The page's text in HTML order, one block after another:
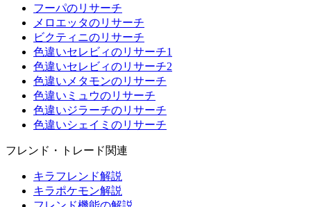
フーパのリサーチ
メロエッタのリサーチ
ビクティニのリサーチ
色違いセレビィのリサーチ1
色違いセレビィのリサーチ2
色違いメタモンのリサーチ
色違いミュウのリサーチ
色違いジラーチのリサーチ
色違いシェイミのリサーチ
フレンド・トレード関連
キラフレンド解説
キラポケモン解説